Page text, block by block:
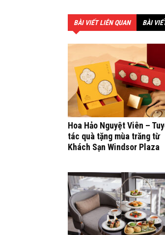
BÀI VIẾT LIÊN QUAN BÀI
Hoa Hảo Nguyệt Viên –
tác quà tặng mùa trăng từ
Khách Sạn Windsor Plaza